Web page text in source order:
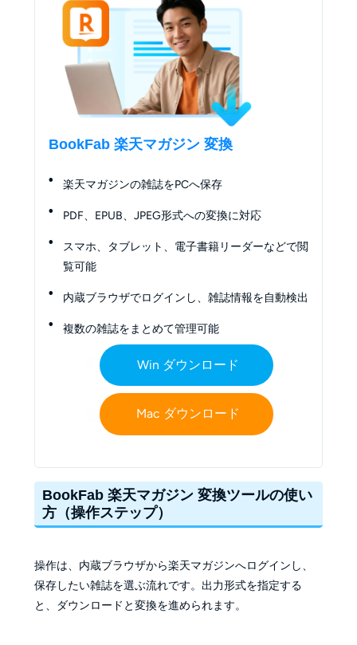
BookFab 楽天マガジン 変換
楽天マガジンの雑誌をPCへ保存
PDF、EPUB、JPEG形式への変換に対応
スマホ、タブレット、電子書籍リーダーなどで閲
覧可能
内蔵ブラウザでログインし、雑誌情報を自動検出
複数の雑誌をまとめて管理可能
Win ダウンロード
Mac ダウンロード
BookFab 楽天マガジン 変換ツールの使い
方（操作ステップ）
操作は、内蔵ブラウザから楽天マガジンへログインし、
保存したい雑誌を選ぶ流れです。出力形式を指定する
と、ダウンロードと変換を進められます。